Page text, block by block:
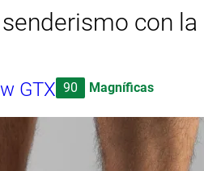
con
GTX 90 Magníficas